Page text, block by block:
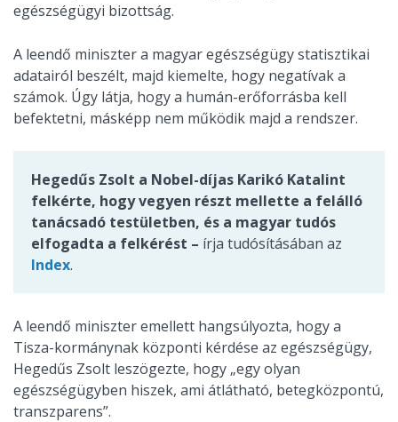
egészségügyi bizottság.
A leendő miniszter a magyar egészségügy statisztikai
adatairól beszélt, majd kiemelte, hogy negatívak a
számok. Úgy látja, hogy a humán-erőforrásba kell
befektetni, másképp nem működik majd a rendszer.
Hegedűs Zsolt a Nobel-díjas Karikó Katalint
felkérte, hogy vegyen részt mellette a felálló
tanácsadó testületben, és a magyar tudós
elfogadta a felkérést – írja tudósításában az
Index.
A leendő miniszter emellett hangsúlyozta, hogy a
Tisza-kormánynak központi kérdése az egészségügy,
Hegedűs Zsolt leszögezte, hogy „egy olyan
egészségügyben hiszek, ami átlátható, betegközpontú,
transzparens”.